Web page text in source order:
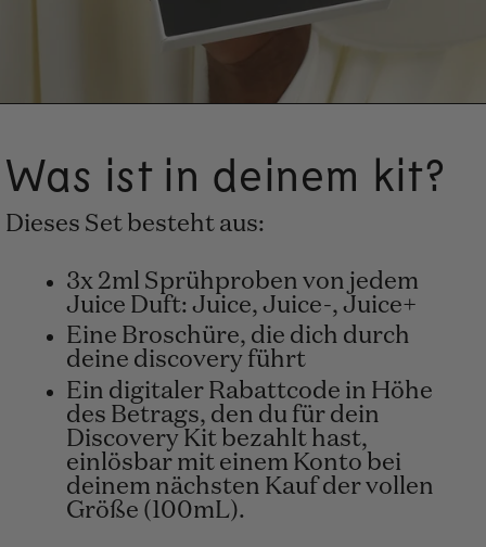
Was ist in deinem kit?
Dieses Set besteht aus:
3x 2ml Sprühproben von jedem
Juice Duft: Juice, Juice-, Juice+
Eine Broschüre, die dich durch
deine discovery führt
Ein digitaler Rabattcode in Höhe
des Betrags, den du für dein
Discovery Kit bezahlt hast,
einlösbar mit einem Konto bei
deinem nächsten Kauf der vollen
Größe (100mL).